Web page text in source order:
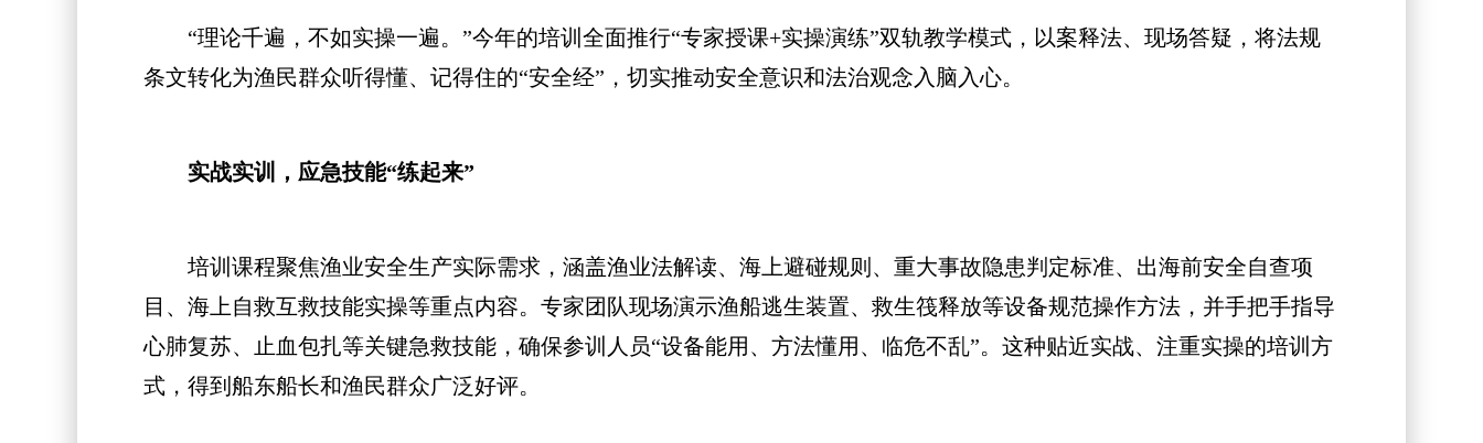
“理论千遍，不如实操一遍。”今年的培训全面推行“专家授课+实操演练”双轨教学模式，以案释法、现场答疑，将法规
条文转化为渔民群众听得懂、记得住的“安全经”，切实推动安全意识和法治观念入脑入心。
实战实训，应急技能“练起来”
培训课程聚焦渔业安全生产实际需求，涵盖渔业法解读、海上避碰规则、重大事故隐患判定标准、出海前安全自查项
目、海上自救互救技能实操等重点内容。专家团队现场演示渔船逃生装置、救生筏释放等设备规范操作方法，并手把手指导
心肺复苏、止血包扎等关键急救技能，确保参训人员“设备能用、方法懂用、临危不乱”。这种贴近实战、注重实操的培训方
式，得到船东船长和渔民群众广泛好评。